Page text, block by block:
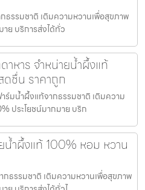
ธรรมชาติ เติมความหวานเพื่อสุขภาพ
ย บริการส่งได้ทั่ว
หาร จำหน่ายน้ำผึ้งแท้
ชื่น ราคาถูก
ร์มน้ำผึ้งแท้จากธรรมชาติ เติมความ
ประโยชน์มากมาย บริก
ำผึ้งแท้ 100% หอม หวาน
ธรรมชาติ เติมความหวานเพื่อสุขภาพ